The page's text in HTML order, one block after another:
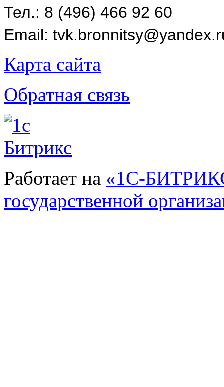
Тел.: 8 (496) 466 92 60
Email:
Карта сайта
Обратная связь
Работает на «1С-
государственной